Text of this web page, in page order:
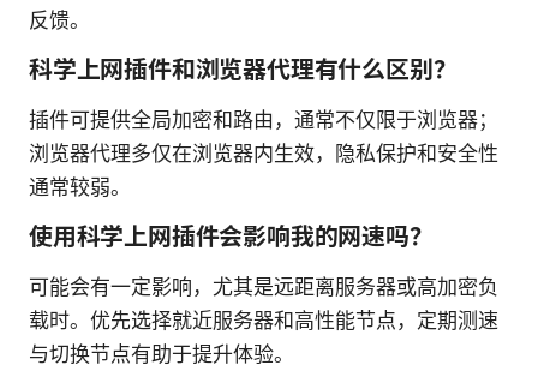
反馈。
科学上网插件和浏览器代理有什么区别？
插件可提供全局加密和路由，通常不仅限于浏览器；
浏览器代理多仅在浏览器内生效，隐私保护和安全性
通常较弱。
使用科学上网插件会影响我的网速吗？
可能会有一定影响，尤其是远距离服务器或高加密负
载时。优先选择就近服务器和高性能节点，定期测速
与切换节点有助于提升体验。